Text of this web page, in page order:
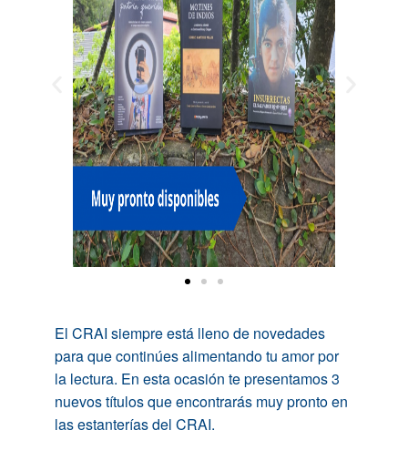
El CRAI siempre está lleno de novedades
para que continúes alimentando tu amor por
la lectura. En esta ocasión te presentamos 3
nuevos títulos que encontrarás muy pronto en
las estanterías del CRAI.